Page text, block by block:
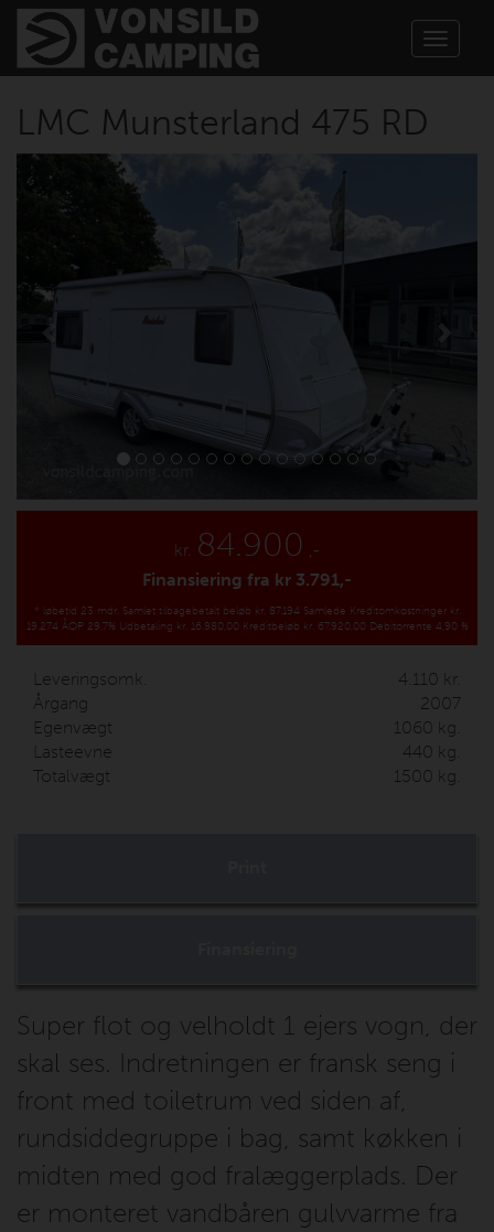
Toggle
LMC Munsterland 475 RD
kr. 84.900
,-
Finansiering fra kr 3.791,-
* løbetid 23 mdr. Samlet tilbagebetalt beløb kr. 87.194 Samlede Kreditomkostninger kr.
19.274 ÅOP 29,7% Udbetaling kr. 16.980,00 Kreditbeløb kr. 67.920,00 Debitorrente 4,90 %
Leveringsomk. 4.110 kr.
Årgang
2007
Egenvægt
1060 kg.
Lasteevne
440 kg.
Totalvægt
1500 kg.
Super flot og velholdt 1 ejers vogn, der
skal ses. Indretningen er fransk seng i
front med toiletrum ved siden af,
rundsiddegruppe i bag, samt køkken i
midten med god fralæggerplads. Der
er monteret vandbåren gulvvarme fra